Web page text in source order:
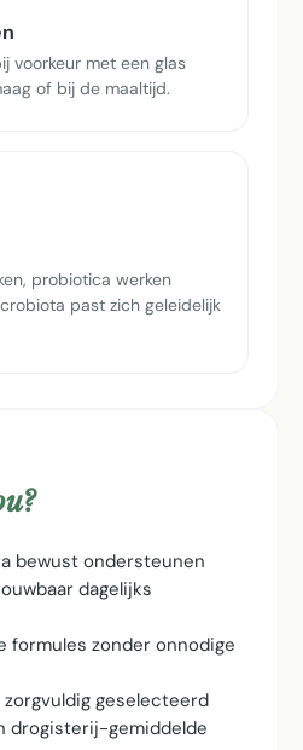
voorkeur met een glas
of bij de maaltijd.
probiotica werken
past zich geleidelijk
bewust ondersteunen
dagelijks
formules zonder onnodige
geselecteerd
drogisterij-gemiddelde